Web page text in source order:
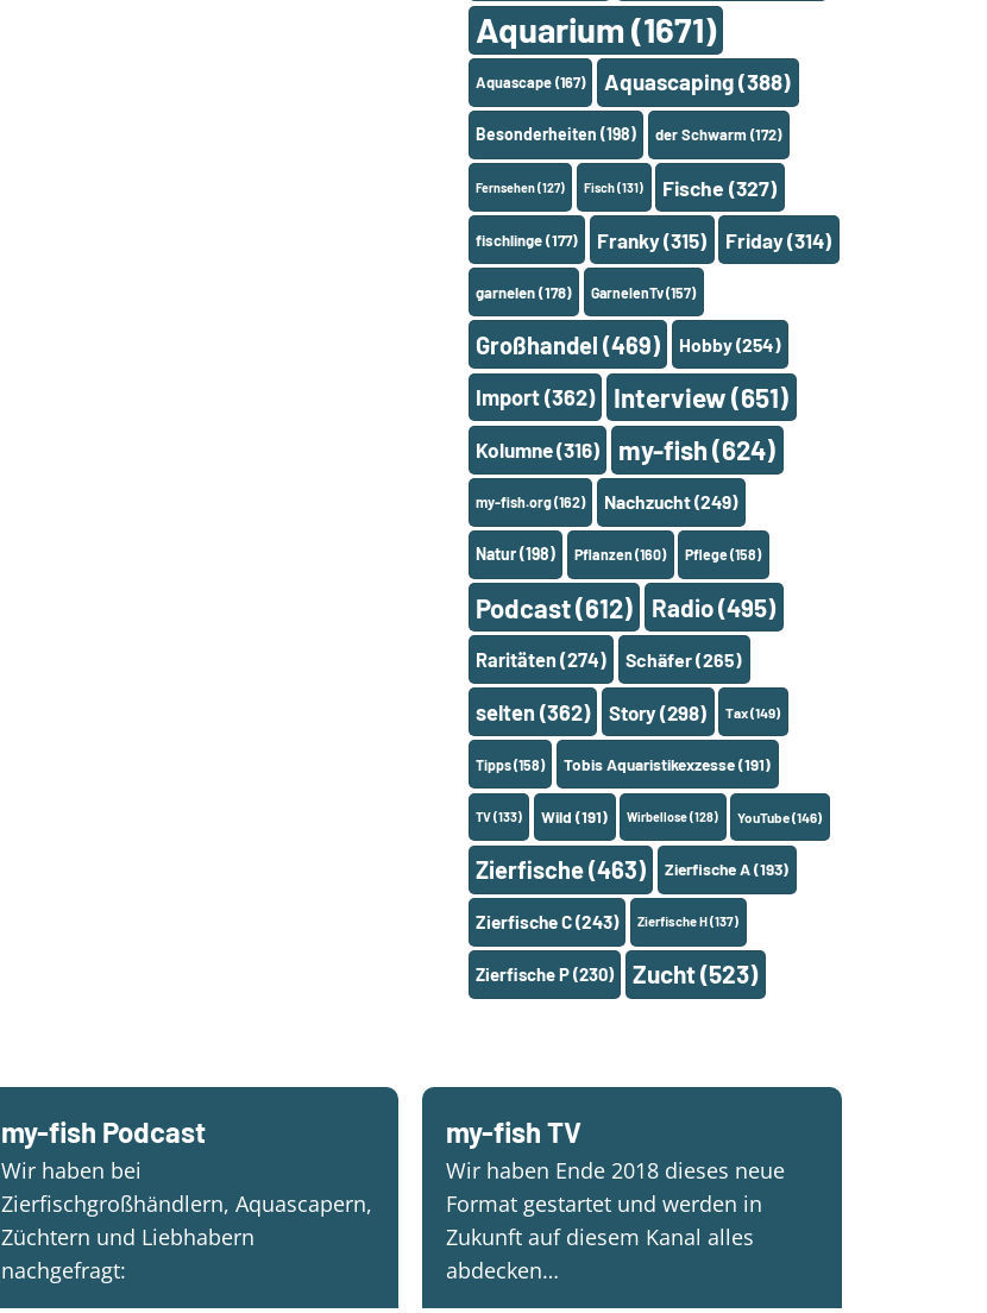
Aquarium (1671)
Aquascape(167) Aquascaping(388)
Besonderheiten (198) der Schwarm(172)
Fernsehen(127) Fisch(131) Fische (327)
fischlinge(177) Franky(315) Friday(314)
garnelen(178) GarnelenTv(157)
Großhandel (469) Hobby(254)
Import(362) Interview(651)
Kolumne(316) my-fish(624)
my-fish.org(162) Nachzucht(249)
Natur(198) Pflanzen(160) Pflege(158)
Podcast(612) Radio(495)
Raritäten (274) Schäfer(265)
selten (362) Story (298) Tax(149)
Tipps(158) Tobis Aquaristikexzesse(191)
TV(133) Wild (191) Wirbellose(128) YouTube(146)
Zierfische(463) Zierfische A(193)
Zierfische C(243) Zierfische H(137)
Zierfische P(230) Zucht(523)
my-fish Podcast
Wir haben bei
Zierfischgroßhändlern, Aquascapern,
Züchtern und Liebhabern
nachgefragt:
my-fish TV
Wir haben Ende 2018 dieses neue
Format gestartet und werden in
Zukunft auf diesem Kanal alles
abdecken…